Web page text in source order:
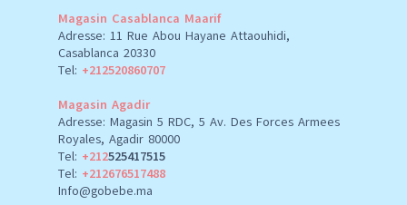
Magasin Casablanca Maarif
Adresse: 11 Rue Abou Hayane Attaouhidi,
Casablanca 20330
Tel: +212520860707
Magasin Agadir
Adresse: Magasin 5 RDC, 5 Av. Des Forces Armees
Royales, Agadir 80000
Tel: +212525417515
Tel: +212676517488
Info@gobebe.ma